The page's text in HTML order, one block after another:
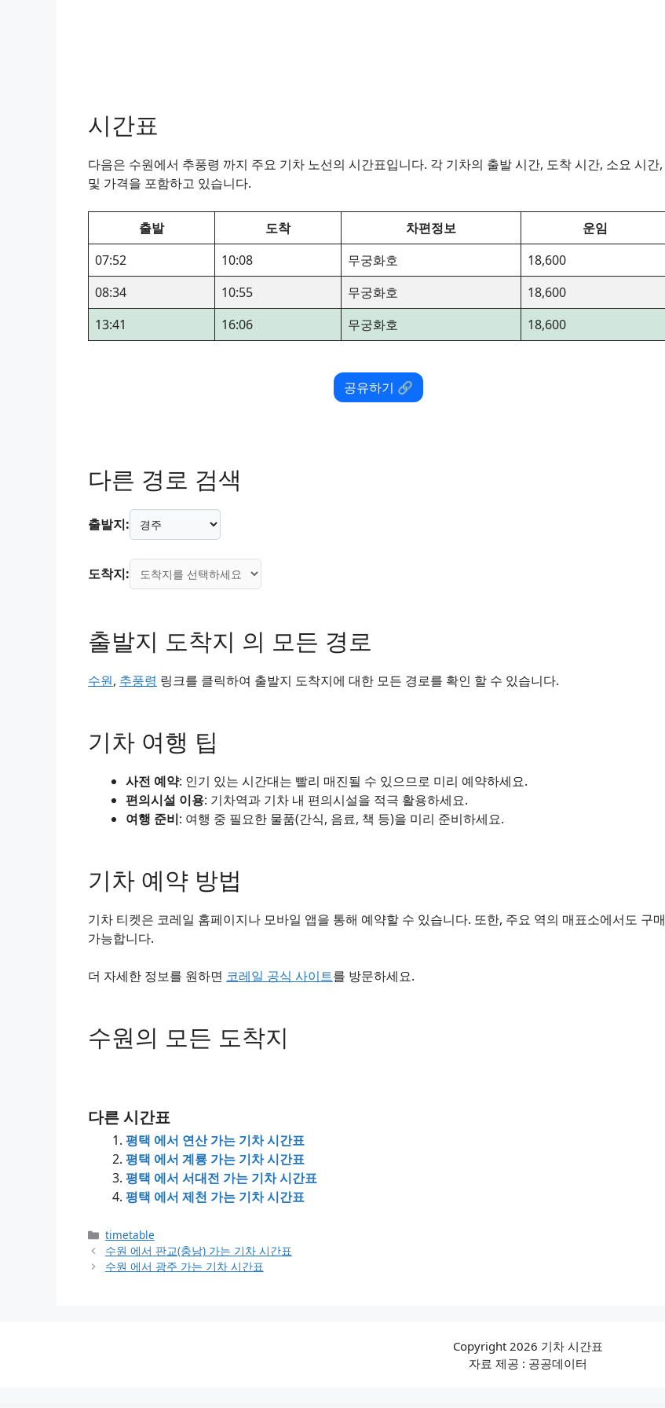
시간표
다음은 수원에서 추풍령 까지 주요 기차 노선의 시간표입니다. 각 기차의 출발 시간, 도착 시간, 소요 시간,
및 가격을 포함하고 있습니다.
출발 도착 차편정보
운임
07:52
10:08 무궁화호
18,600
08:34
10:55 무궁화호
18,600
13:41
16:06 무궁화호 18,600
공유하기 🔗
다른 경로 검색
출발지:
도착지:
출발지 도착지 의 모든 경로
수원, 추풍령 링크를 클릭하여 출발지 도착지에 대한 모든 경로를 확인 할 수 있습니다.
기차 여행 팁
사전 예약: 인기 있는 시간대는 빨리 매진될 수 있으므로 미리 예약하세요.
편의시설 이용: 기차역과 기차 내 편의시설을 적극 활용하세요.
여행 준비: 여행 중 필요한 물품(간식, 음료, 책 등)을 미리 준비하세요.
기차 예약 방법
기차 티켓은 코레일 홈페이지나 모바일 앱을 통해 예약할 수 있습니다. 또한, 주요 역의 매표소에서도 구매
가능합니다.
더 자세한 정보를 원하면 코레일 공식 사이트를 방문하세요.
수원의 모든 도착지
다른 시간표
평택 에서 연산 가는 기차 시간표
평택 에서 계룡 가는 기차 시간표
평택 에서 서대전 가는 기차 시간표
평택 에서 제천 가는 기차 시간표
Categories
timetable
수원 에서 판교(충남) 가는 기차 시간표
수원 에서 광주 가는 기차 시간표
Copyright 2026 기차 시간표
자료 제공 : 공공데이터